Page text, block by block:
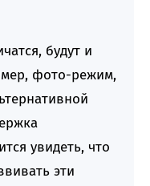
будут и
фото-режим,
увидеть, что
эти